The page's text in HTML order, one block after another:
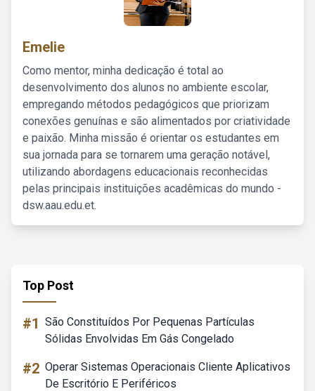
Emelie
Como mentor, minha dedicação é total ao
desenvolvimento dos alunos no ambiente escolar,
empregando métodos pedagógicos que priorizam
conexões genuínas e são alimentados por criatividade
e paixão. Minha missão é orientar os estudantes em
sua jornada para se tornarem uma geração notável,
utilizando abordagens educacionais reconhecidas
pelas principais instituições acadêmicas do mundo -
dsw.aau.edu.et.
Top Post
#1 São Constituídos Por Pequenas Partículas
Sólidas Envolvidas Em Gás Congelado
#2 Operar Sistemas Operacionais Cliente Aplicativos
De Escritório E Periféricos